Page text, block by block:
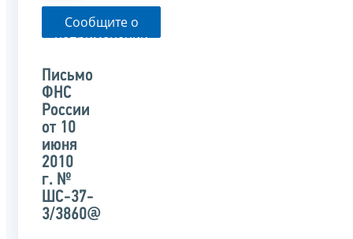
Сообщите о
неприменении
органом
указанного
письма
Письмо
ФНС
России
от 10
июня
2010
г. №
ШС-37-
3/3860@